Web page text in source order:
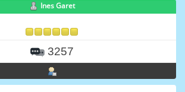
Ines Garet
3257